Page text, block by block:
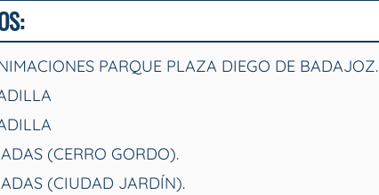
PARQUE PLAZA DIEGO DE BADAJOZ.
(CERRO GORDO).
(CIUDAD JARDÍN).